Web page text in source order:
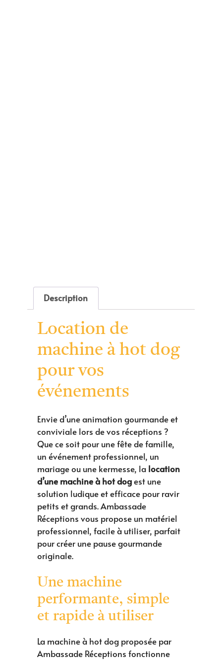
Description
Location de
machine à hot dog
pour vos
événements
Envie d’une animation gourmande et
conviviale lors de vos réceptions ?
Que ce soit pour une fête de famille,
un événement professionnel, un
mariage ou une kermesse, la location
d’une machine à hot dogest une
solution ludique et efficace pour ravir
petits et grands. Ambassade
Réceptions vous propose un matériel
professionnel, facile à utiliser, parfait
pour créer une pause gourmande
originale.
Une machine
performante, simple
et rapide à utiliser
La machine à hot dog proposée par
Ambassade Réceptions fonctionne